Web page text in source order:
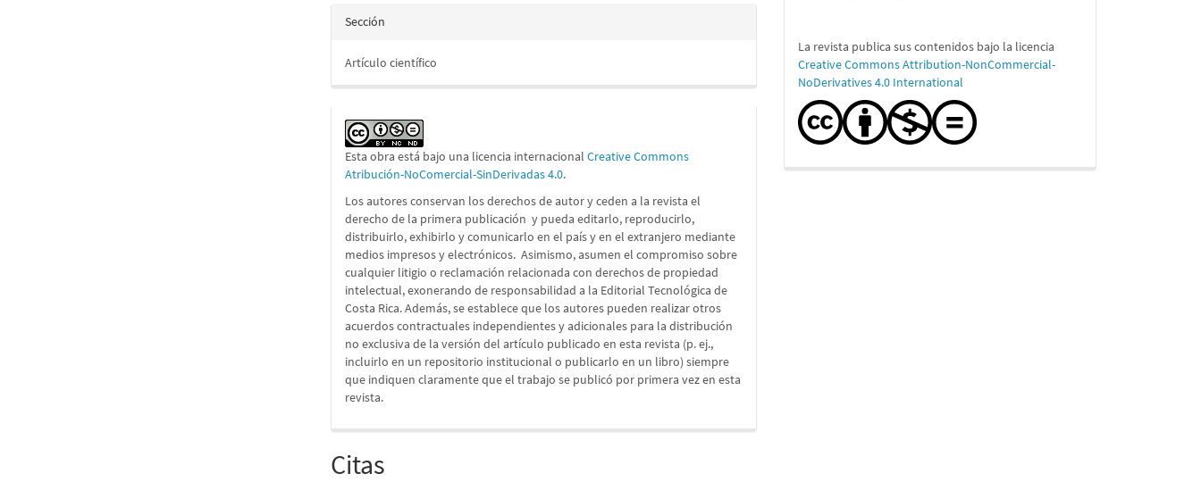
Sección
Artículo científico
Esta obra está bajo una licencia internacionalCreative Commons
Atribución-NoComercial-SinDerivadas 4.0.
Los autores conservan los derechos de autor y ceden a la revista el
derecho de la primera publicación y pueda editarlo, reproducirlo,
distribuirlo, exhibirlo y comunicarlo en el país y en el extranjero mediante
medios impresos y electrónicos. Asimismo, asumen el compromiso sobre
cualquier litigio o reclamación relacionada con derechos de propiedad
intelectual, exonerando de responsabilidad a la Editorial Tecnológica de
Costa Rica. Además, se establece que los autores pueden realizar otros
acuerdos contractuales independientes y adicionales para la distribución
no exclusiva de la versión del artículo publicado en esta revista (p. ej.,
incluirlo en un repositorio institucional o publicarlo en un libro) siempre
que indiquen claramente que el trabajo se publicó por primera vez en esta
revista.
Citas
La revista publica sus contenidos bajo la licencia
Creative Commons Attribution-NonCommercial-
NoDerivatives 4.0 International